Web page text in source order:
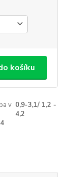
košíku
v 0,9-3,1/ 1,2 -
4,2